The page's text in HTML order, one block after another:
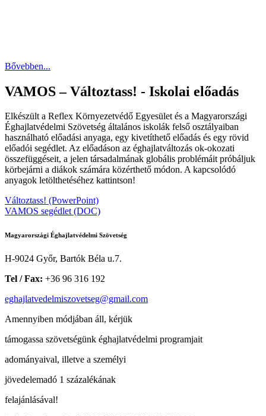
Bővebben...
VAMOS – Változtass! - Iskolai előadás
Elkészült a Reflex Környezetvédő Egyesület és a Magyarországi
Éghajlatvédelmi Szövetség általános iskolák felső osztályaiban
használható előadási anyaga, egy kivetíthető előadás és egy rövid
előadói segédlet. Az előadáson az éghajlatváltozás ok-okozati
összefüggéseit, a jelen társadalmának globális problémáit próbáljuk
körbejárni a diákok számára közérthető módon. A kapcsolódó
anyagok letölthetéséhez kattintson!
Változtass! (PowerPoint)
VAMOS segédlet (DOC)
Magyarországi Éghajlatvédelmi Szövetség
H-9024 Győr, Bartók Béla u.7.
Tel / Fax: +36 96 316 192
eghajlatvedelmiszovetseg@gmail.com
Amennyiben módjában áll, kérjük
támogassa szövetségünk éghajlatvédelmi programjait
adományaival, illetve a személyi
jövedelemadó 1 százalékának
felajánlásával!